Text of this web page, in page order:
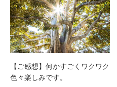
【ご感想】何かすごくワクワク
色々楽しみです。